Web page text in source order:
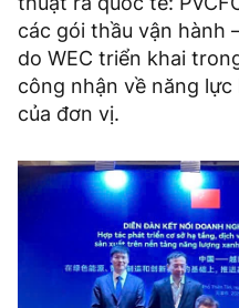
các gói thầu vận hành
do WEC triển khai
công nhận về năng
của đơn vị.